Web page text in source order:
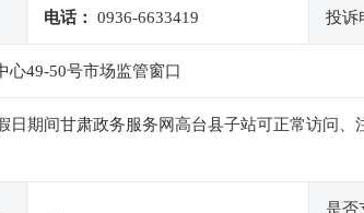
电话： 0936-6633419 投诉
心49-50号市场监管窗口
日期间甘肃政务服务网高台县子站可正常访问
是否